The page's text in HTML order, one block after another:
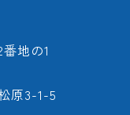
地の1
原3-1-5